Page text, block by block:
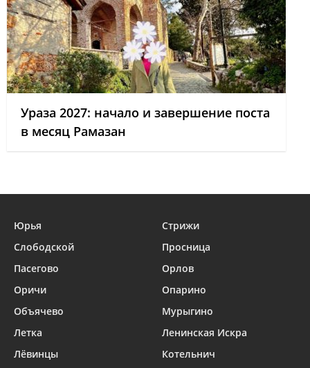
Ураза 2027: начало и завершение поста
в месяц Рамазан
Юрья
Стрижи
Слободской
Просница
Пасегово
Орлов
Оричи
Опарино
Объячево
Мурыгино
Летка
Ленинская Искра
Лёвинцы
Котельнич